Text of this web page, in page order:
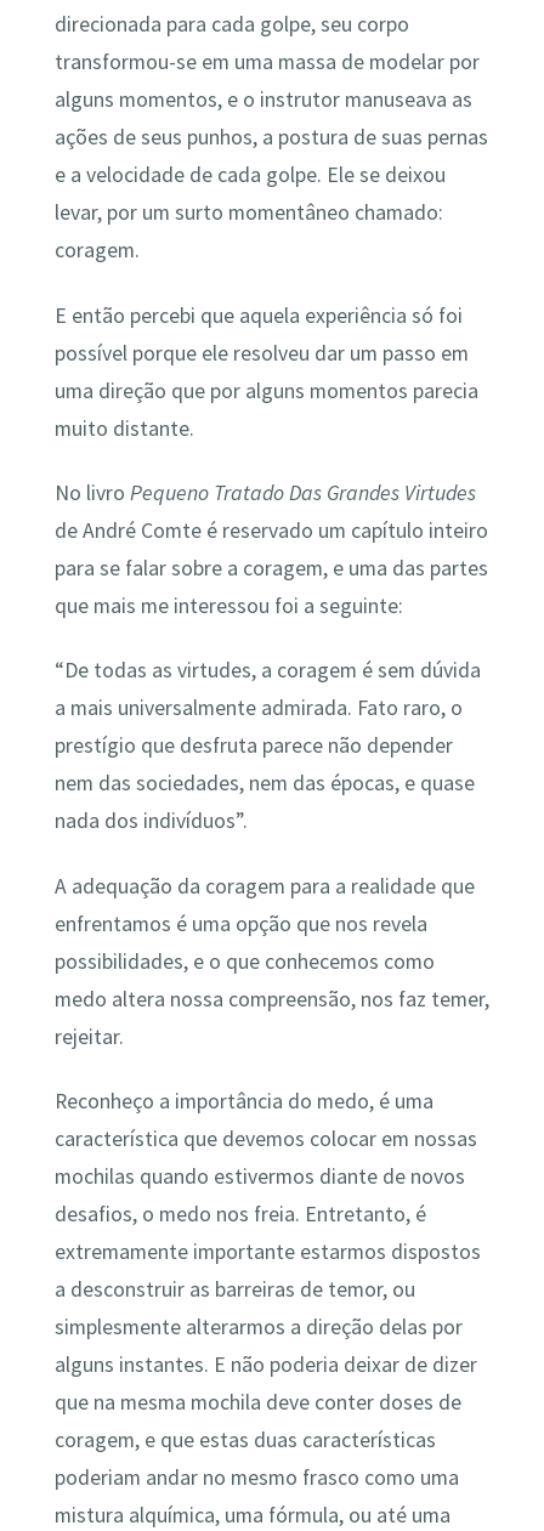
direcionada para cada golpe, seu corpo
transformou-se em uma massa de modelar por
alguns momentos, e o instrutor manuseava as
ações de seus punhos, a postura de suas pernas
e a velocidade de cada golpe. Ele se deixou
levar, por um surto momentâneo chamado:
coragem.
E então percebi que aquela experiência só foi
possível porque ele resolveu dar um passo em
uma direção que por alguns momentos parecia
muito distante.
No livro Pequeno Tratado Das Grandes Virtudes
de André Comte é reservado um capítulo inteiro
para se falar sobre a coragem, e uma das partes
que mais me interessou foi a seguinte:
“De todas as virtudes, a coragem é sem dúvida
a mais universalmente admirada. Fato raro, o
prestígio que desfruta parece não depender
nem das sociedades, nem das épocas, e quase
nada dos indivíduos”.
A adequação da coragem para a realidade que
enfrentamos é uma opção que nos revela
possibilidades, e o que conhecemos como
medo altera nossa compreensão, nos faz temer,
rejeitar.
Reconheço a importância do medo, é uma
característica que devemos colocar em nossas
mochilas quando estivermos diante de novos
desafios, o medo nos freia. Entretanto, é
extremamente importante estarmos dispostos
a desconstruir as barreiras de temor, ou
simplesmente alterarmos a direção delas por
alguns instantes. E não poderia deixar de dizer
que na mesma mochila deve conter doses de
coragem, e que estas duas características
poderiam andar no mesmo frasco como uma
mistura alquímica, uma fórmula, ou até uma